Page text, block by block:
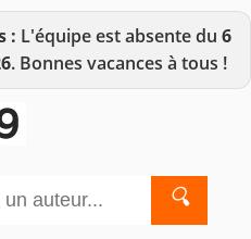
: L'équipe est absente du 6
. Bonnes vacances à tous !
🔍